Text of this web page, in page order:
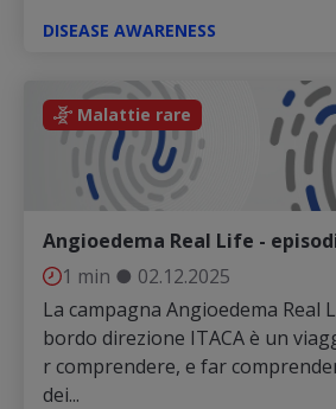
DISEASE AWARENESS
Malattie rare
Angioedema Real Life -
1 min ● 02.12.2025
La campagna Angioedema Real
bordo direzione ITACA è un
r comprendere, e far
dei...